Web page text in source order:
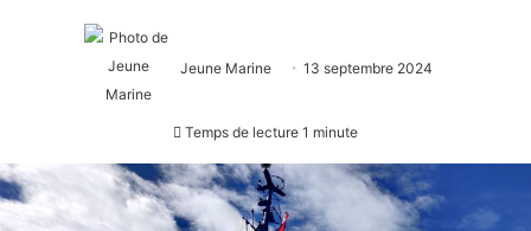
Jeune Marine 13 septembre 2024
Temps de lecture 1 minute